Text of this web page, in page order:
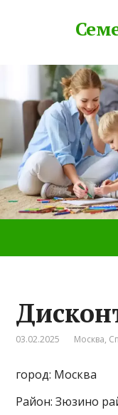
03.02.2025 Москва,
город: Москва
Район: Зюзино